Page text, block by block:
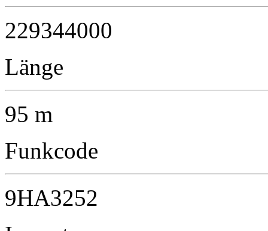
229344000
Länge
95 m
Funkcode
9HA3252